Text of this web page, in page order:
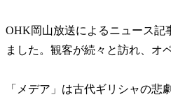
OHK岡山放送によるニュース記
ました。観客が続々と訪れ、オ
「メデア」は古代ギリシャの